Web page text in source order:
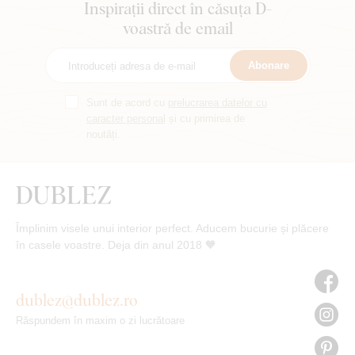
Inspirații direct în căsuța D-
voastră de email
Abonare
Împlinim visele unui interior perfect. Aducem bucurie și plăcere
în casele voastre. Deja din anul 2018 🧡
dublez@dublez.ro
Răspundem în maxim o zi lucrătoare